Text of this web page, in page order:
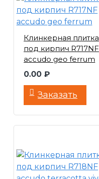
Клинкерная плитка
под кирпич R717NF
accudo geo ferrum
0.00 ₽
Заказать